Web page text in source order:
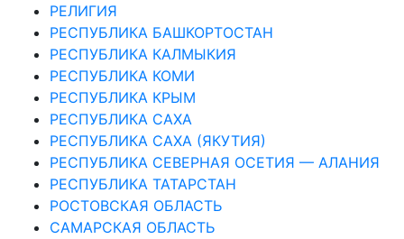
РЕЛИГИЯ
РЕСПУБЛИКА БАШКОРТОСТАН
РЕСПУБЛИКА КАЛМЫКИЯ
РЕСПУБЛИКА КОМИ
РЕСПУБЛИКА КРЫМ
РЕСПУБЛИКА САХА
РЕСПУБЛИКА САХА (ЯКУТИЯ)
РЕСПУБЛИКА СЕВЕРНАЯ ОСЕТИЯ — АЛАНИЯ
РЕСПУБЛИКА ТАТАРСТАН
РОСТОВСКАЯ ОБЛАСТЬ
САМАРСКАЯ ОБЛАСТЬ